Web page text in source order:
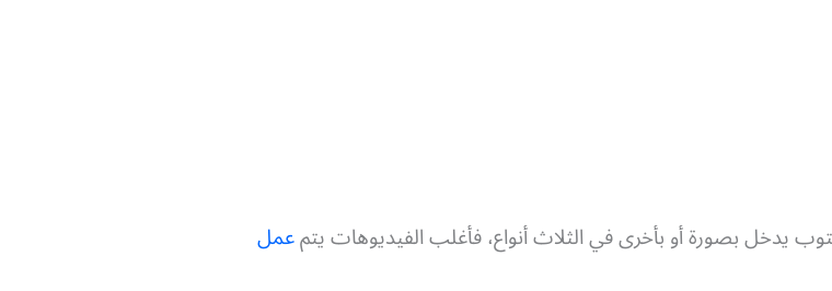
يدخل بصورة أو بأخرى في الثلاث أنواع، فأغلب الفيديوهات يتمعمل